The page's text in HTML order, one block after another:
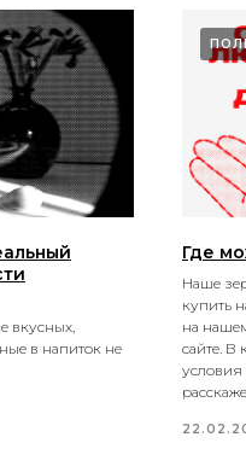
вкусных,
в напиток не
Где
Наше
купить
на
сайте. В